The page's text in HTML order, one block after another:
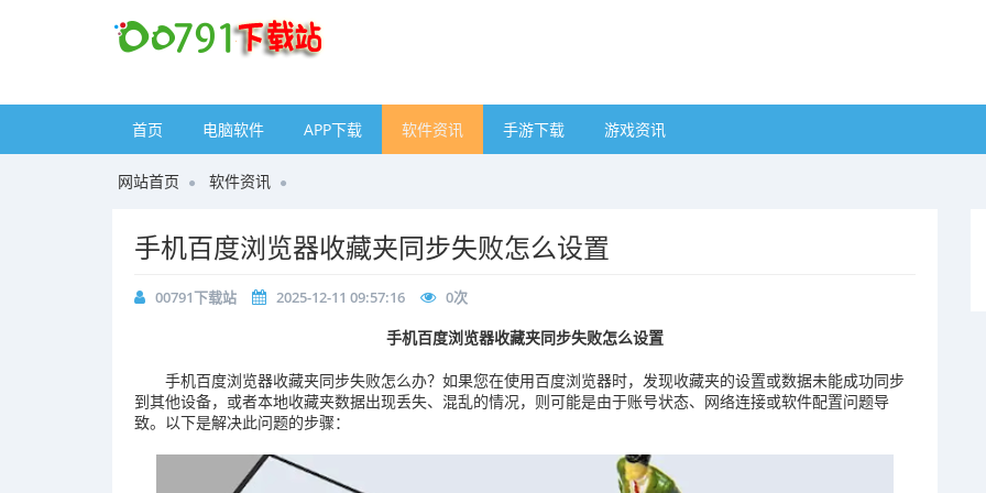
首页 电脑软件 APP下载 软件资讯 手游下载 游戏资讯
网站首页 软件资讯
手机百度浏览器收藏夹同步失败怎么设置
00791下载站 2025-12-11 09:57:16 0次
手机百度浏览器收藏夹同步失败怎么设置
手机百度浏览器收藏夹同步失败怎么办？如果您在使用百度浏览器时，发现收藏夹的设置或数据未能成功同步
到其他设备，或者本地收藏夹数据出现丢失、混乱的情况，则可能是由于账号状态、网络连接或软件配置问题导
致。以下是解决此问题的步骤：